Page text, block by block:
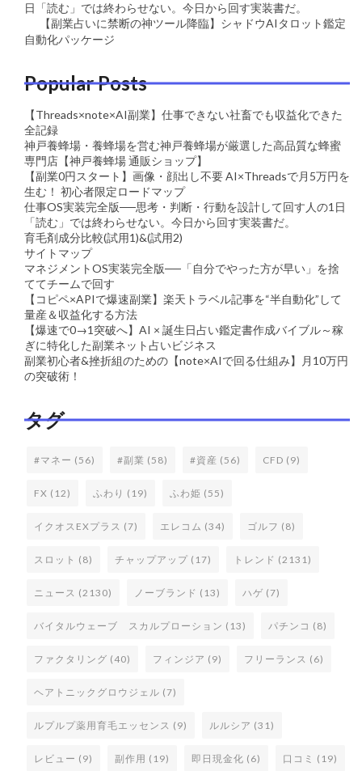
日「読む」では終わらせない。今日から回す実装書だ。
【副業占いに禁断の神ツール降臨】シャドウAIタロット鑑定
自動化パッケージ
Popular Posts
【Threads×note×AI副業】仕事できない社畜でも収益化できた
全記録
神戸養蜂場・養蜂場を営む神戸養蜂場が厳選した高品質な蜂蜜
専門店【神戸養蜂場 通販ショップ】
【副業0円スタート】画像・顔出し不要 AI×Threadsで月5万円を
生む！ 初心者限定ロードマップ
仕事OS実装完全版──思考・判断・行動を設計して回す人の1日
「読む」では終わらせない。今日から回す実装書だ。
育毛剤成分比較(試用1)&(試用2)
サイトマップ
マネジメントOS実装完全版──「自分でやった方が早い」を捨
ててチームで回す
【コピペ×APIで爆速副業】楽天トラベル記事を“半自動化”して
量産＆収益化する方法
【爆速で0→1突破へ】AI × 誕生日占い鑑定書作成バイブル～稼
ぎに特化した副業ネット占いビジネス
副業初心者&挫折組のための【note×AIで回る仕組み】月10万円
の突破術！
タグ
#マネー (56) #副業 (58) #資産 (56) CFD (9)
FX (12) ふわり (19) ふわ姫 (55)
イクオスEXプラス (7) エレコム (34) ゴルフ (8)
スロット (8) チャップアップ (17) トレンド (2131)
ニュース (2130) ノーブランド (13) ハゲ (7)
バイタルウェーブ スカルプローション (13) パチンコ (8)
ファクタリング (40) フィンジア (9) フリーランス (6)
ヘアトニックグロウジェル (7)
ルプルプ薬用育毛エッセンス (9) ルルシア (31)
レビュー (9) 副作用 (19) 即日現金化 (6) 口コミ (19)